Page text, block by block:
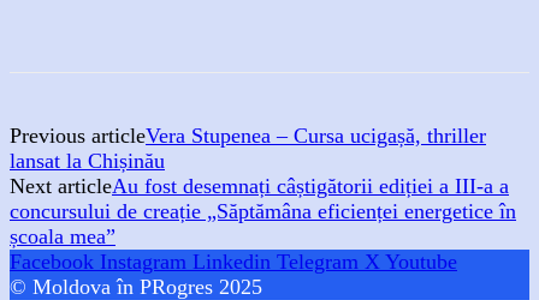
Previous articleVera Stupenea – Cursa ucigașă, thriller
lansat la Chișinău
Next articleAu fost desemnați câștigătorii ediției a III-a a
concursului de creație „Săptămâna eficienței energetice în
școala mea”
Facebook Instagram Linkedin Telegram X Youtube
© Moldova în PRogres 2025